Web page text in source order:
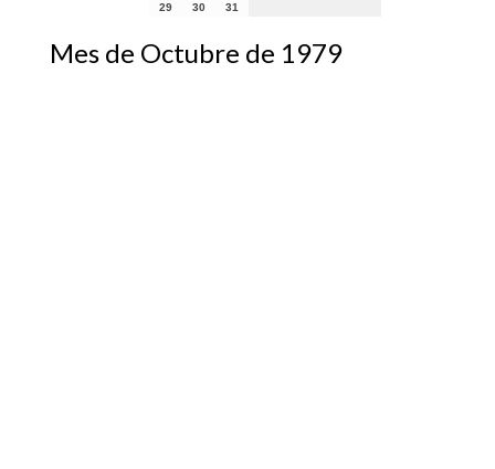
29
30 31
Mes de Octubre de 1979